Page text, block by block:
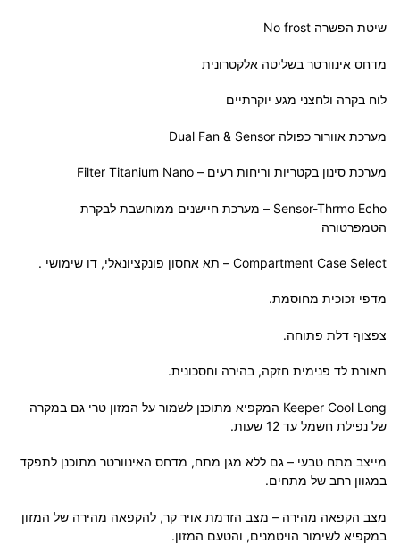
שיטת הפשרה No frost
מדחס אינוורטר בשליטה אלקטרונית
לוח בקרה ולחצני מגע יוקרתיים
מערכת אוורור כפולה Dual Fan & Sensor
מערכת סינון בקטריות וריחות רעים – Filter Titanium Nano
Sensor-Thrmo Echo – מערכת חיישנים ממוחשבת לבקרת
הטמפרטורה
Compartment Case Select – תא אחסון פונקציונאלי, דו שימושי .
מדפי זכוכית מחוסמת.
צפצוף דלת פתוחה.
תאורת לד פנימית חזקה, בהירה וחסכונית.
Keeper Cool Long המקפיא מתוכנן לשמור על המזון טרי גם במקרה
של נפילת חשמל עד 12 שעות.
מייצב מתח טבעי – גם ללא מגן מתח, מדחס האינוורטר מתוכנן לתפקד
במגוון רחב של מתחים.
מצב הקפאה מהירה – מצב הזרמת אויר קר, להקפאה מהירה של המזון
במקפיא לשימור הויטמנים, והטעם המזון.